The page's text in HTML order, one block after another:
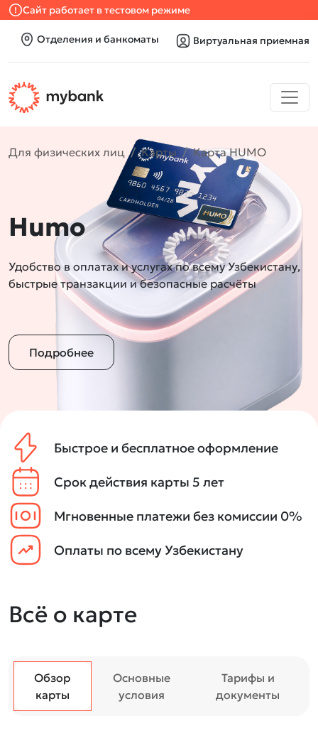
Сайт работает в тестовом режиме
Отделения и банкоматы Виртуальная приемная
Для физических лиц Карты Карта HUMO
Humo
Удобство в оплатах и услугах по всему Узбекистану,
быстрые транзакции и безопасные расчёты
Подробнее
Быстрое и бесплатное оформление
Срок действия карты 5 лет
Мгновенные платежи без комиссии 0%
Оплаты по всему Узбекистану
Всё о карте
Обзор
карты
Основные
условия
Тарифы и
документы